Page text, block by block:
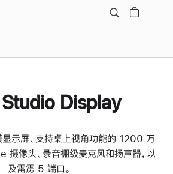
Display
示屏、支持桌上视角功能的 1200 万
像头、录音棚级麦克风和扬声器，以
及雷雳 5 端口。